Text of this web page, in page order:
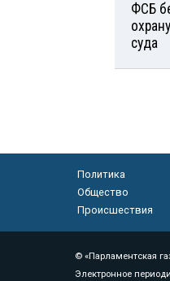
ФСБ
суда
Политика
Общество
Происшествия
© «Парламентская
Электронное